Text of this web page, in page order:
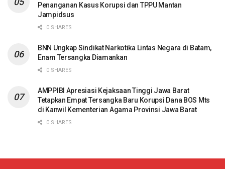
Penanganan Kasus Korupsi dan TPPU Mantan
Jampidsus
0 SHARES
BNN Ungkap Sindikat Narkotika Lintas Negara di Batam,
Enam Tersangka Diamankan
0 SHARES
AMPPIBI Apresiasi Kejaksaan Tinggi Jawa Barat
Tetapkan Empat Tersangka Baru Korupsi Dana BOS Mts
di Kanwil Kementerian Agama Provinsi Jawa Barat
0 SHARES